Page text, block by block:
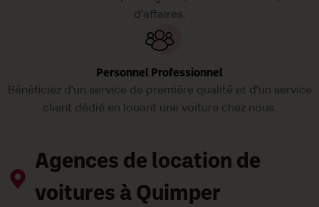
d'affaires.
Personnel Professionnel
Bénéficiez d'un service de première qualité et d'un service
client dédié en louant une voiture chez nous.
Agences de location de
voitures à Quimper